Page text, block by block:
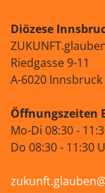
Diözese
Riedgasse 9-11
A-6020 Innsbruck
Öffnungszeiten
Mo-Di 08:30 -
Do 08:30 - 11:30